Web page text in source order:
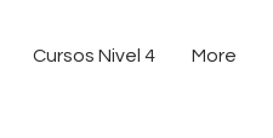
Cursos Nivel 4 More